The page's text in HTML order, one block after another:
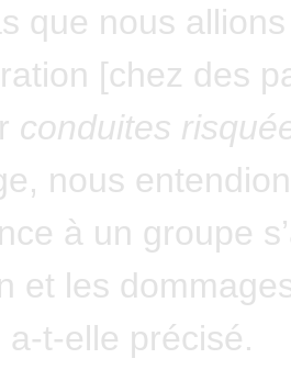
que nous
[chez des
conduites
nous
à un groupe
et les
t-elle précisé.